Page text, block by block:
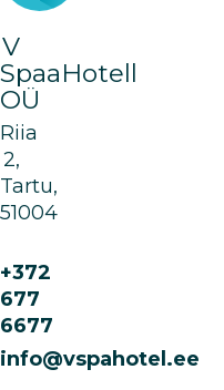
V
SpaaHotell
OÜ
Riia
2,
Tartu,
51004
+372
677
6677
info@vspahotel.ee